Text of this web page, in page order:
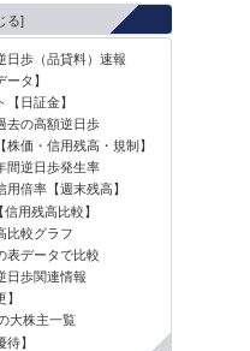
日歩（品貸料）速報
タ】
日証金】
去の高額逆日歩
価・信用残高・規制】
間逆日歩発生率
倍率【週末残高】
用残高比較】
比較グラフ
表データで比較
日歩関連情報
大株主一覧
】